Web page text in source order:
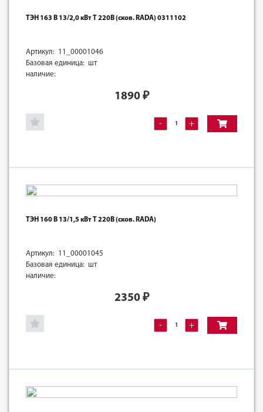
ТЭН 163 B 13/2,0 кВт T 220В (сков. RADA) 0311102
Артикул: 11_00001046
Базовая единица: шт
наличие:
1890₽
- +
ТЭН 160 B 13/1,5 кВт T 220В (сков. RADA)
Артикул: 11_00001045
Базовая единица: шт
наличие:
2350₽
- +